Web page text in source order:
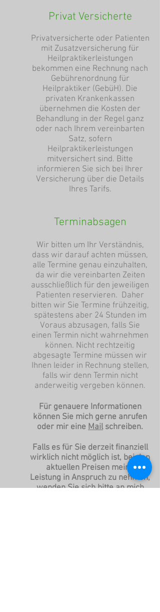
Privat Versicherte
Privatversicherte oder Patienten
mit Zusatzversicherung für
Heilpraktikerleistungen
bekommen eine Rechnung nach
Gebührenordnung für
Heilpraktiker (GebüH). Die
privaten Krankenkassen
übernehmen die Kosten der
Behandlung in der Regel ganz
oder nach Ihrem vereinbarten
Satz, sofern
Heilpraktikerleistungen
mitversichert sind. Bitte
informieren Sie sich bei Ihrer
Versicherung über die Details
Ihres Tarifs.
Terminabsagen
Wir bitten um Ihr Verständnis,
dass wir darauf achten müssen,
alle Termine genau einzuhalten,
da wir die vereinbarten Zeiten
ausschließlich für den jeweiligen
Patienten reservieren. Daher
bitten wir Sie Termine frühzeitig,
spätestens aber 24 Stunden im
Voraus abzusagen, falls Sie
einen Termin nicht wahrnehmen
können. Nicht rechtzeitig
abgesagte Termine müssen wir
Ihnen leider in Rechnung stellen,
falls wir denn Termin nicht
anderweitig vergeben können.
Für genauere Informationen
können Sie mich gerne anrufen
oder mir eine Mailschreiben.
Falls es für Sie derzeit finanziell
wirklich nicht möglich ist, bei den
aktuellen Preisen meine
Leistung in Anspruch zu nehmen,
wenden Sie sich bitte an mich